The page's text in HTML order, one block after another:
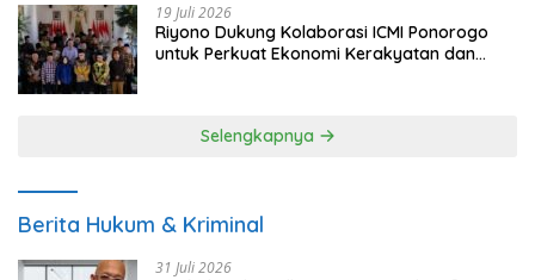
19 Juli 2026
Riyono Dukung Kolaborasi ICMI Ponorogo
untuk Perkuat Ekonomi Kerakyatan dan
Selengkapnya
Berita Hukum & Kriminal
31 Juli 2026